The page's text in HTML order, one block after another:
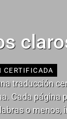
CERTIFICADA
traducción
Cada página
o menos,